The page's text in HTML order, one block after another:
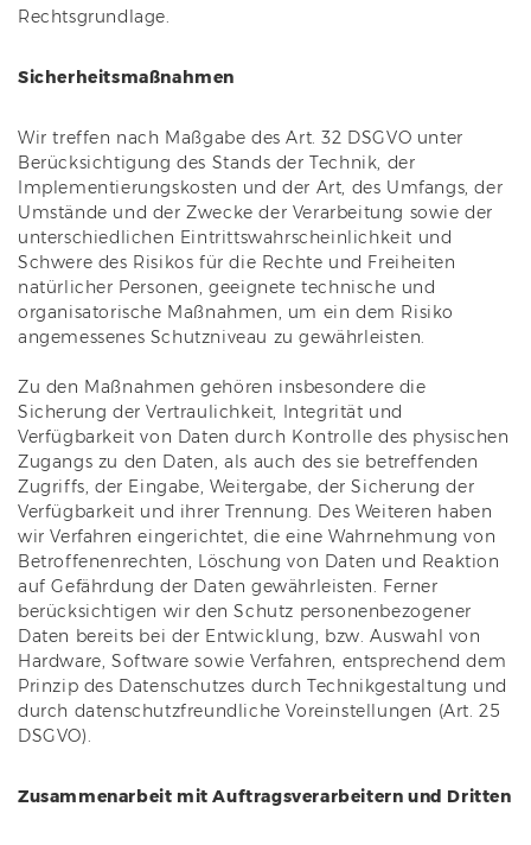
Rechtsgrundlage.
Sicherheitsmaßnahmen
Wir treffen nach Maßgabe des Art. 32 DSGVO unter
Berücksichtigung des Stands der Technik, der
Implementierungskosten und der Art, des Umfangs, der
Umstände und der Zwecke der Verarbeitung sowie der
unterschiedlichen Eintrittswahrscheinlichkeit und
Schwere des Risikos für die Rechte und Freiheiten
natürlicher Personen, geeignete technische und
organisatorische Maßnahmen, um ein dem Risiko
angemessenes Schutzniveau zu gewährleisten.
Zu den Maßnahmen gehören insbesondere die
Sicherung der Vertraulichkeit, Integrität und
Verfügbarkeit von Daten durch Kontrolle des physischen
Zugangs zu den Daten, als auch des sie betreffenden
Zugriffs, der Eingabe, Weitergabe, der Sicherung der
Verfügbarkeit und ihrer Trennung. Des Weiteren haben
wir Verfahren eingerichtet, die eine Wahrnehmung von
Betroffenenrechten, Löschung von Daten und Reaktion
auf Gefährdung der Daten gewährleisten. Ferner
berücksichtigen wir den Schutz personenbezogener
Daten bereits bei der Entwicklung, bzw. Auswahl von
Hardware, Software sowie Verfahren, entsprechend dem
Prinzip des Datenschutzes durch Technikgestaltung und
durch datenschutzfreundliche Voreinstellungen (Art. 25
DSGVO).
Zusammenarbeit mit Auftragsverarbeitern und Dritten